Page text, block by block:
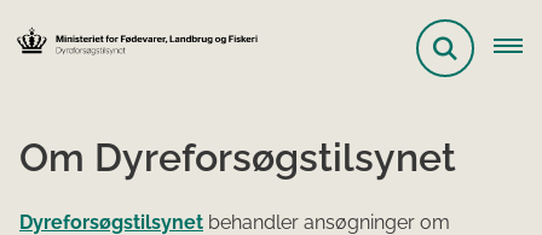
Om Dyreforsøgstilsynet
Dyreforsøgstilsynet behandler ansøgninger om